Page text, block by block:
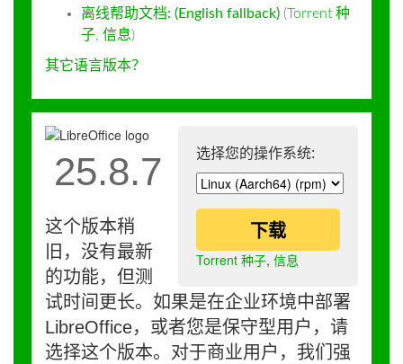
离线帮助文档: (English fallback) (Torrent 种
子, 信息)
其它语言版本？
选择您的操作系统:
下载
Torrent 种子, 信息
25.8.7
这个版本稍
旧，没有最新
的功能，但测
试时间更长。如果是在企业环境中部署
LibreOffice，或者您是保守型用户，请
选择这个版本。对于商业用户，我们强